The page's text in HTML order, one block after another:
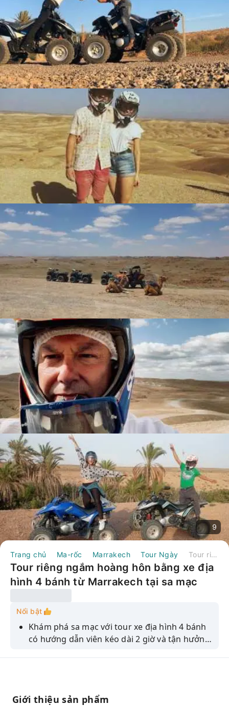
9
Trang chủ Ma-rốc Marrakech Tour Ngày Tour riêng ngắm hoàng hôn bằng xe địa hình 4 bánh từ Marrakech tại sa mạc Agafay.
Tour riêng ngắm hoàng hôn bằng xe địa
hình 4 bánh từ Marrakech tại sa mạc
Nổi bật
Khám phá sa mạc với tour xe địa hình 4 bánh
có hướng dẫn viên kéo dài 2 giờ và tận hưởng
Giới thiệu sản phẩm